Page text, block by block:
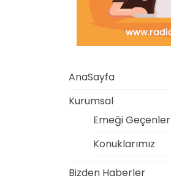
AnaSayfa
Kurumsal
Emeği Geçenler
Konuklarımız
Bizden Haberler